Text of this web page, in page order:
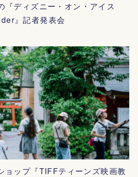
『ディズニー・オン・アイス
』記者発表会
ョップ『TIFFティーンズ映画教